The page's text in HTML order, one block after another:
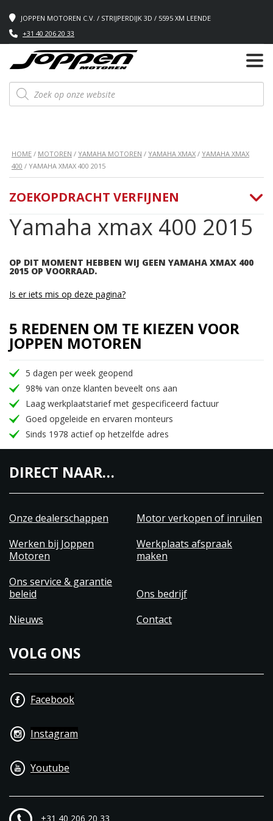
JOPPEN MOTOREN C.V. / STRIJPERDIJK 3D / 5595 XM LEENDE
+31 40 206 20 33
Producten
zoeken
HOME / MOTOREN / YAMAHA MOTOREN / YAMAHA XMAX / YAMAHA XMAX
400 / YAMAHA XMAX 400 2015
Yamaha xmax 400 2015
OP DIT MOMENT HEBBEN WIJ GEEN YAMAHA XMAX 400
2015 OP VOORRAAD.
ZOEKOPDRACHT VERFIJNEN
Is er iets mis op deze pagina?
5 REDENEN OM TE KIEZEN VOOR
JOPPEN MOTOREN
5 dagen per week geopend
98% van onze klanten beveelt ons aan
Laag werkplaatstarief met gespecificeerd factuur
Goed opgeleide en ervaren monteurs
Sinds 1978 actief op hetzelfde adres
DIRECT NAAR…
Onze dealerschappen
Motor verkopen of inruilen
Werken bij Joppen
Motoren
Werkplaats afspraak
maken
Ons service & garantie
beleid
Ons bedrijf
Nieuws
Contact
VOLG ONS
Facebook
Instagram
Youtube
+31 40 206 20 33